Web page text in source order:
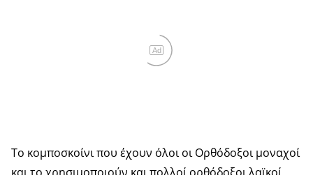
Ad
Το κομποσκοίνι που έχουν όλοι οι Ορθόδοξοι μοναχοί